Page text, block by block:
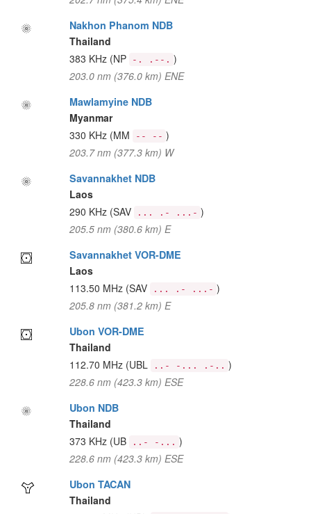
Nakhon Phanom NDB
Thailand
383 KHz (NP -. .--. )
203.0 nm (376.0 km) ENE
Mawlamyine NDB
Myanmar
330 KHz (MM -- -- )
203.7 nm (377.3 km) W
Savannakhet NDB
Laos
290 KHz (SAV ... .- ...- )
205.5 nm (380.6 km) E
Savannakhet VOR-DME
Laos
113.50 MHz (SAV ... .- ...- )
205.8 nm (381.2 km) E
Ubon VOR-DME
Thailand
112.70 MHz (UBL ..- -... .-.. )
228.6 nm (423.3 km) ESE
Ubon NDB
Thailand
373 KHz (UB ..- -... )
228.6 nm (423.3 km) ESE
Ubon TACAN
Thailand